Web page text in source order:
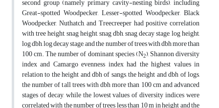
second group (namely primary cavity-nesting birds), including
Great-spotted Woodpecker, Lesser-spotted Woodpecker, Black
Woodpecker, Nuthatch, and Treecreeper had positive correlation
with tree height, snag height, snag dbh, snag decay stage, log height,
log dbh, log decay stage, and the number of trees with dbh more than
100 cm. The number of dominant species (N2), Shannon diversity
index and Camargo evenness index had the highest values in
relation to the height and dbh of sangs, the height and dbh of logs,
the number of tall trees with dbh more than 100 cm and advanced
stages of decay, while the lowest values of diversity indices were